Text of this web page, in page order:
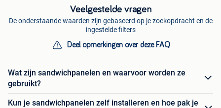
Veelgestelde vragen
De onderstaande waarden zijn gebaseerd op je zoekopdracht en de
ingestelde filters
Deel opmerkingen over deze FAQ
Wat zijn sandwichpanelen en waarvoor worden ze
gebruikt?
Kun je sandwichpanelen zelf installeren en hoe pak je